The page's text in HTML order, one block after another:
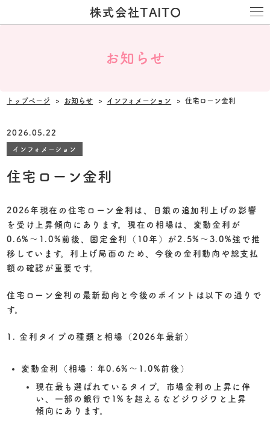
お知らせ
トップページ お知らせ インフォメーション 住宅ローン金利
2026.05.22
インフォメーション
住宅ローン金利
2026年現在の住宅ローン金利は、日銀の追加利上げの影響
を受け上昇傾向にあります。現在の相場は、 変動金利が
0.6%〜1.0%前後
固定金利（10年）が2.5%〜3.0%強 で推
移しています。利上げ局面のため、今後の金利動向や総支払
額の確認が重要です。
住宅ローン金利の最新動向と今後のポイントは以下の通りで
す。
1. 金利タイプの種類と相場（2026年最新）
変動金利（相場：年0.6%〜1.0%前後）
現在最も選ばれているタイプ。市場金利の上昇に伴
い、一部の銀行で1%を超えるなどジワジワと上昇
傾向にあります。